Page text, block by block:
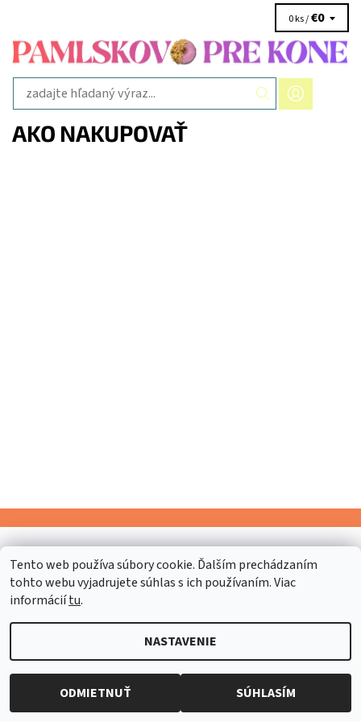
0 ks /€0
AKO NAKUPOVAŤ
2026 © PAMLSKOVO, všetky práva vyhradené
Vytvoril Shoptet
Tento web používa súbory cookie. Ďalším prechádzaním
tohto webu vyjadrujete súhlas s ich používaním. Viac
informáciítu.
NASTAVENIE
ODMIETNUŤ SÚHLASÍM